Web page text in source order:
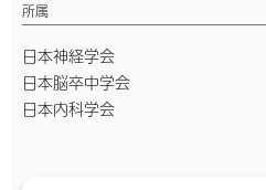
所属
日本神経学会
日本脳卒中学会
日本内科学会